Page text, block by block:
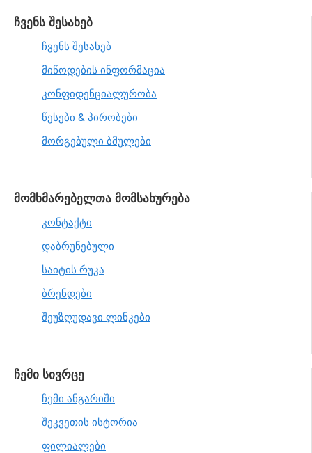
ჩვენს შესახებ
ჩვენს შესახებ
მიწოდების ინფორმაცია
კონფიდენციალურობა
წესები & პირობები
მორგებული ბმულები
მომხმარებელთა მომსახურება
კონტაქტი
დაბრუნებული
საიტის რუკა
ბრენდები
შეუზღუდავი ლინკები
ჩემი სივრცე
ჩემი ანგარიში
შეკვეთის ისტორია
ფილიალები